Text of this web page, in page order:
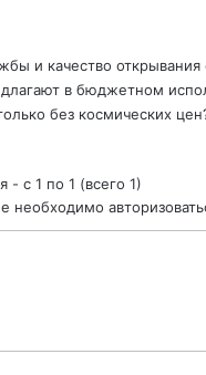
и качество
в бюджетном
без космических
- с 1 по 1 (всего 1)
необходимо